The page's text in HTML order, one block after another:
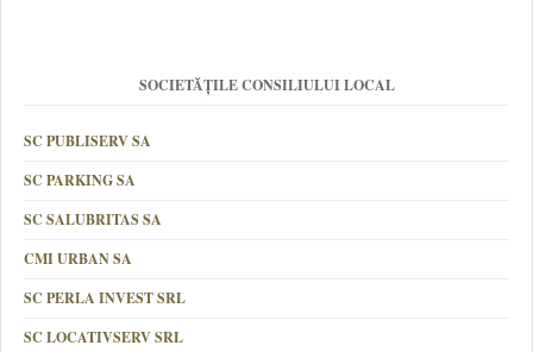
SOCIETĂȚILE CONSILIULUI LOCAL
SC PUBLISERV SA
SC PARKING SA
SC SALUBRITAS SA
CMI URBAN SA
SC PERLA INVEST SRL
SC LOCATIVSERV SRL